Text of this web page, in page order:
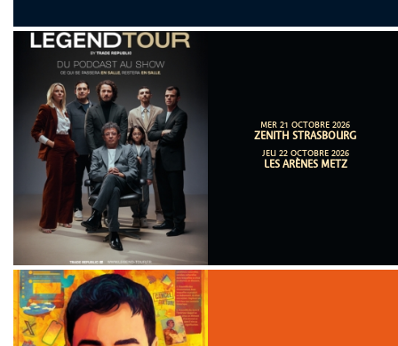
MER 21 OCTOBRE 2026
ZENITH STRASBOURG
JEU 22 OCTOBRE 2026
LES ARÈNES METZ